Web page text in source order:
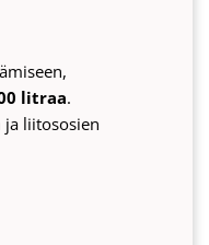
litraa.
liitososien